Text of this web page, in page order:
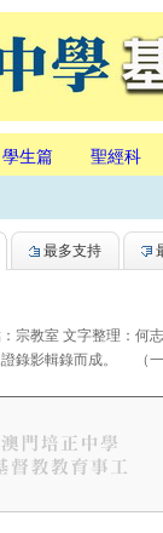
學生篇 聖經科
最多支持
教室 文字整理：何
證錄影輯錄而成。 （